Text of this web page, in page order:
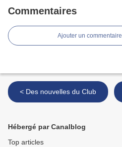
Commentaires
Ajouter un commentaire
< Des nouvelles du Club
Hébergé par Canalblog
Top articles